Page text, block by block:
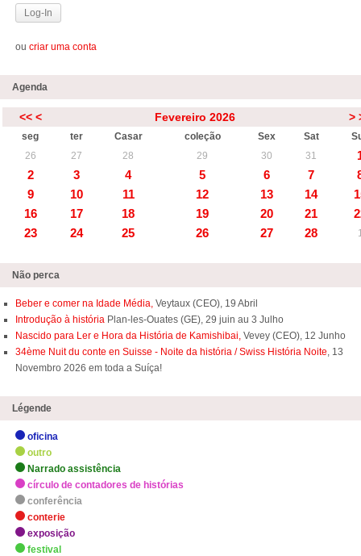
ou criar uma conta
Agenda
<< < Fevereiro 2026 >
seg ter Casar coleção Sex Sat
26
27 28 29 30 31
2
3 4 5 6 7
9
10 11 12 13 14
16
17 18 19 20 21
23
24 25 26 27 28
Não perca
Beber e comer na Idade Média, Veytaux (CEO), 19 Abril
Introdução à história Plan-les-Ouates (GE), 29 juin au 3 Julho
Nascido para Ler e Hora da História de Kamishibai, Vevey (CEO), 12 Junho
34ème Nuit du conte en Suisse - Noite da história / Swiss História Noite, 13
Novembro 2026 em toda a Suíça!
Légende
oficina
outro
Narrado assistência
círculo de contadores de histórias
conferência
conterie
exposição
festival